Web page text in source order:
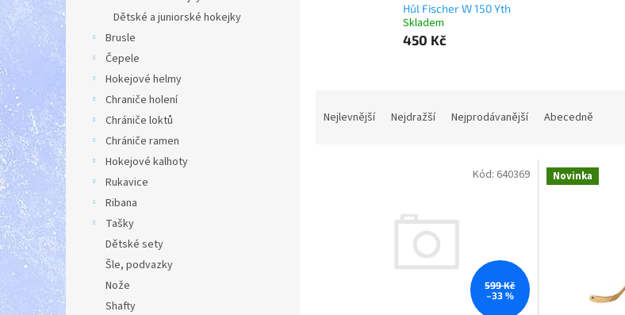
n
Dětské a juniorské hokejky
Brusle
Čepele
Hokejové helmy
Chraniče holení
Chrániče loktů
Chrániče ramen
Hokejové kalhoty
Rukavice
Ribana
Tašky
Dětské sety
Šle, podvazky
Nože
Shafty
Hůl Fischer W 150 Yth
Skladem
450 Kč
Nejlevnější Nejdražší Nejprodávanější Abecedně
599 Kč
–33 %
Kód: 640369 Novinka